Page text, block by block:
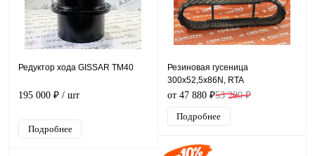
Редуктор хода GISSAR TM40
195 000 ₽ / шт
Подробнее
Резиновая гусеница
300x52,5x86N, RTA
от 47 880 ₽53 200 ₽
Подробнее